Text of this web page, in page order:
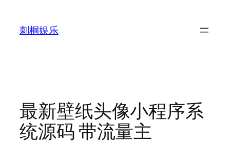
刺桐娱乐
最新壁纸头像小程序系
统源码 带流量主